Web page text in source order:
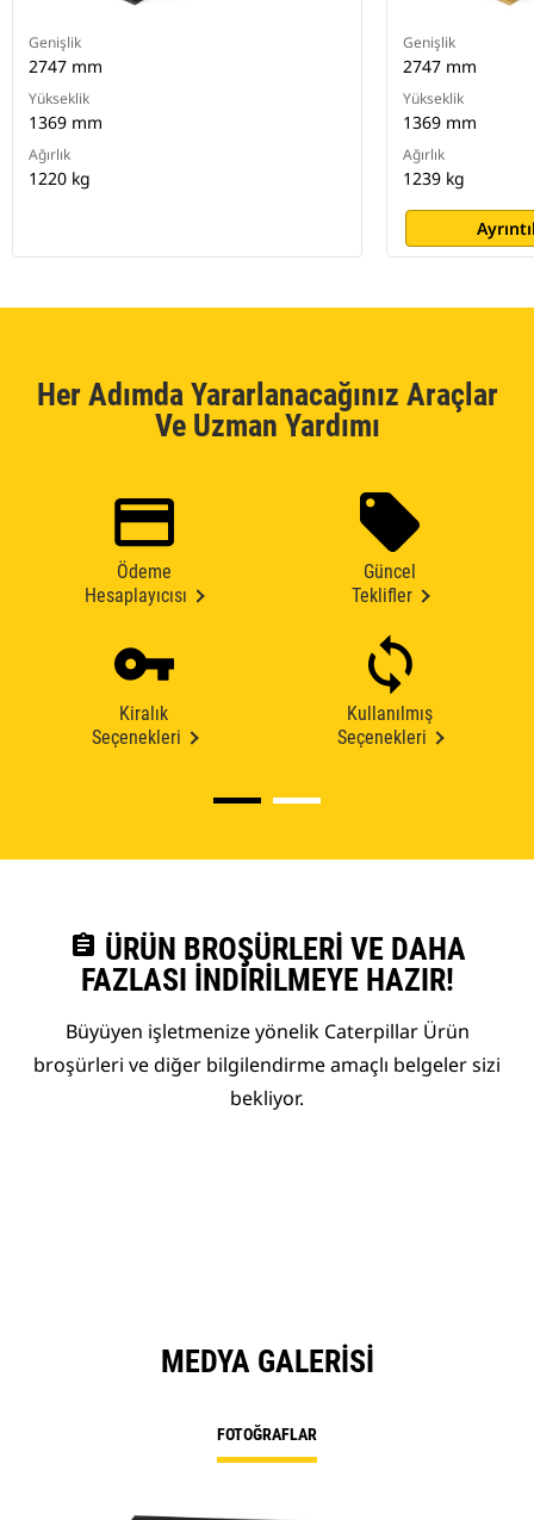
Genişlik
2747 mm
Yükseklik
1369 mm
Ağırlık
1220 kg
Genişlik
2747 mm
Yükseklik
1369 mm
Ağırlık
1239 kg
Her Adımda Yararlanacağınız Araçlar
Ve Uzman Yardımı
Ödeme
Hesaplayıcısı
Güncel
Teklifler
Kiralık
Seçenekleri
Kullanılmış
Seçenekleri
assignment ÜRÜN BROŞÜRLERI VE DAHA
FAZLASI İNDIRILMEYE HAZIR!
Büyüyen işletmenize yönelik Caterpillar Ürün
broşürleri ve diğer bilgilendirme amaçlı belgeler sizi
bekliyor.
MEDYA GALERISI
FOTOĞRAFLAR